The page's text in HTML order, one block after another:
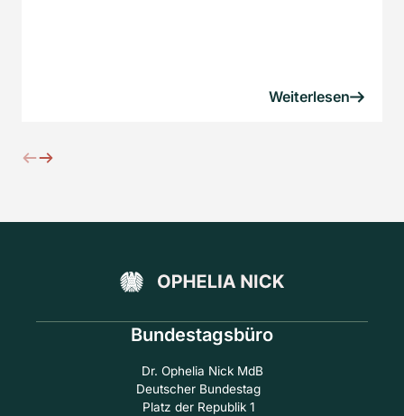
Weiterlesen
Bundestagsbüro
Dr. Ophelia Nick MdB
Deutscher Bundestag
Platz der Republik 1